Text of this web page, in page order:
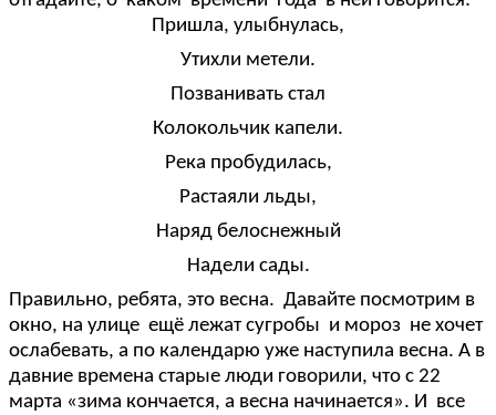
Пришла, улыбнулась,
Утихли метели.
Позванивать стал
Колокольчик капели.
Река пробудилась,
Растаяли льды,
Наряд белоснежный
Надели сады.
Правильно, ребята, это весна. Давайте посмотрим в
окно, на улице ещё лежат сугробы и мороз не хочет
ослабевать, а по календарю уже наступила весна. А в
давние времена старые люди говорили, что с 22
марта «зима кончается, а весна начинается». И все